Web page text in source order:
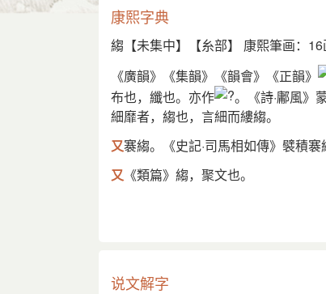
康熙字典
縐【未集中】【糸部】 康熙筆画：
《廣韻》《集韻》《韻會》《正韻》
布也，纖也。亦作
。《詩·鄘風》
細靡者，縐也，言細而縷縐。
又褰縐。《史記·司馬相如傳》襞積褰
又 《類篇》縐，聚文也。
说文解字